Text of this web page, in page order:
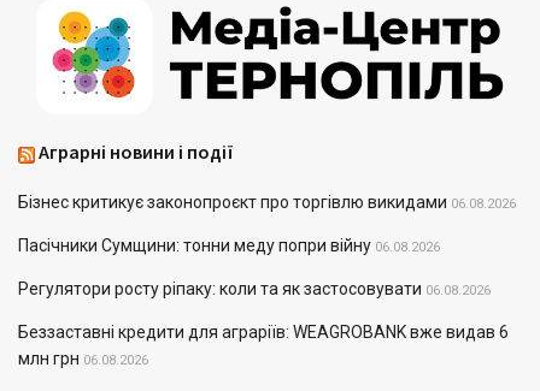
Аграрні новини і події
Бізнес критикує законопроєкт про торгівлю викидами 06.08.2026
Пасічники Сумщини: тонни меду попри війну 06.08.2026
Регулятори росту ріпаку: коли та як застосовувати 06.08.2026
Беззаставні кредити для аграріїв: WEAGROBANK вже видав 6
млн грн 06.08.2026